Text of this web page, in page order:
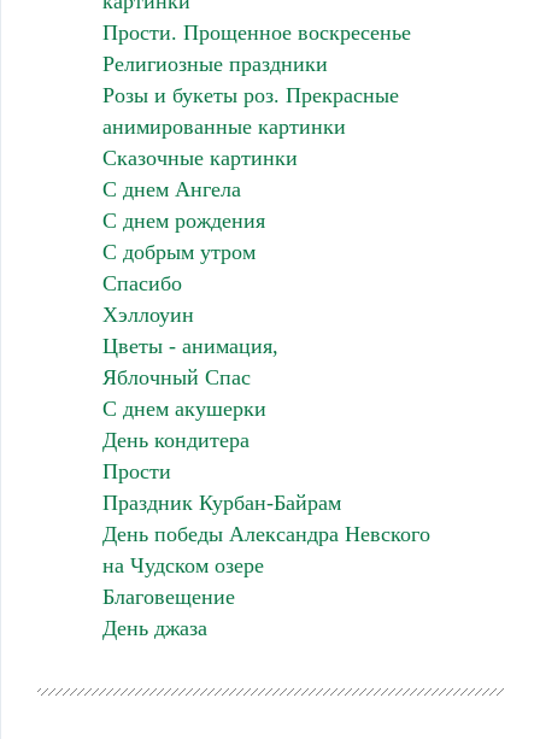
Прости. Прощенное воскресенье
Религиозные праздники
Розы и букеты роз. Прекрасные
анимированные картинки
Сказочные картинки
С днем Ангела
С днем рождения
С добрым утром
Спасибо
Хэллоуин
Цветы - анимация,
Яблочный Спас
С днем акушерки
День кондитера
Прости
Праздник Курбан-Байрам
День победы Александра Невского
на Чудском озере
Благовещение
День джаза